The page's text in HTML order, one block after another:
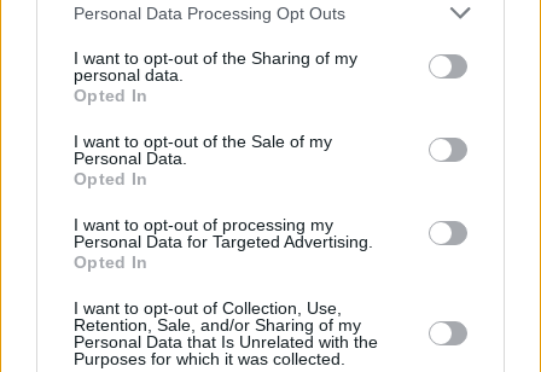
Personal Data Processing Opt Outs
I want to opt-out of the Sharing of my
personal data.
Opted In
I want to opt-out of the Sale of my
Personal Data.
Opted In
I want to opt-out of processing my
Personal Data for Targeted Advertising.
Opted In
I want to opt-out of Collection, Use,
Retention, Sale, and/or Sharing of my
Personal Data that Is Unrelated with the
Purposes for which it was collected.
que se disputará el próximo viernes.
En la otra eliminatoria,Orientación Marítimae
Inter de Playa Honda
deja todo abierto para el segundo y decisivo
encuentro. Ambos equipos se jugarán el pase en un
partido que promete máxima tensión.
Los partidos de vuelta definirán qué dos equipos